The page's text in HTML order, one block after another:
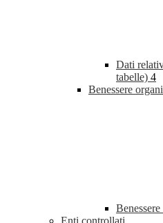
Dati
tabelle) 4
Benessere